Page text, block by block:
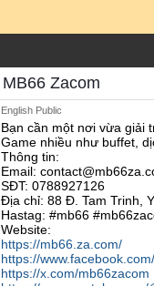
MB66 Zacom
English Public
Bạn cần một nơi vừa giải
Game nhiều như buffet,
Thông tin:
Email:
SĐT: 0788927126
Địa chỉ: 88 Đ. Tam Trinh,
Hastag: #mb66
Website:
https://mb66.za.com/
https://
https://x.com/mb66zacom